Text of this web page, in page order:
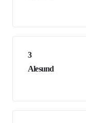
3
Alesund